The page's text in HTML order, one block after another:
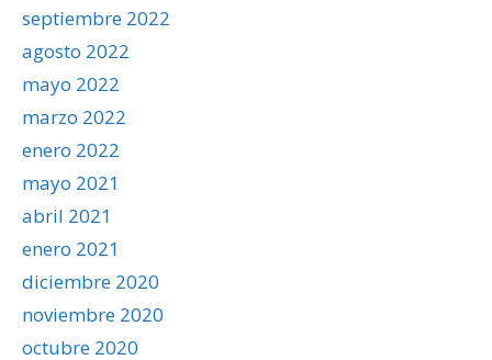
septiembre 2022
agosto 2022
mayo 2022
marzo 2022
enero 2022
mayo 2021
abril 2021
enero 2021
diciembre 2020
noviembre 2020
octubre 2020